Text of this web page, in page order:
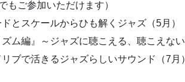
もご参加いただけます）
とスケールからひも解くジャズ（5月）
ム編』～ジャズに聴こえる、聴こえない
ブで活きるジャズらしいサウンド（7月）